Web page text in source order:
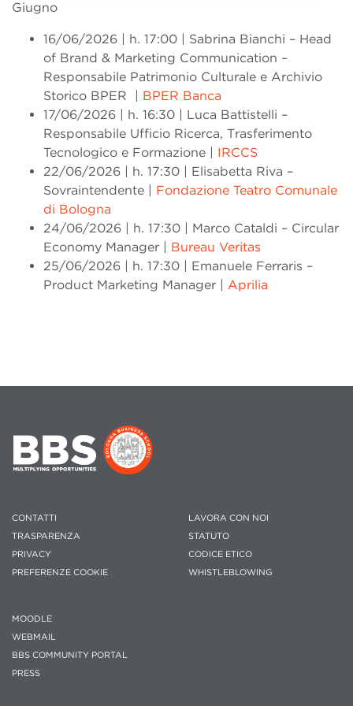
Giugno
16/06/2026 | h. 17:00 | Sabrina Bianchi – Head
of Brand & Marketing Communication –
Responsabile Patrimonio Culturale e Archivio
Storico BPER | BPER Banca
17/06/2026 | h. 16:30 | Luca Battistelli –
Responsabile Ufficio Ricerca, Trasferimento
Tecnologico e Formazione | IRCCS
22/06/2026 | h. 17:30 | Elisabetta Riva –
Sovraintendente | Fondazione Teatro Comunale
di Bologna
24/06/2026 | h. 17:30 | Marco Cataldi – Circular
Economy Manager | Bureau Veritas
25/06/2026 | h. 17:30 | Emanuele Ferraris –
Product Marketing Manager | Aprilia
CONTATTI
TRASPARENZA
PRIVACY
PREFERENZE COOKIE
LAVORA CON NOI
STATUTO
CODICE ETICO
WHISTLEBLOWING
MOODLE
WEBMAIL
BBS COMMUNITY PORTAL
PRESS